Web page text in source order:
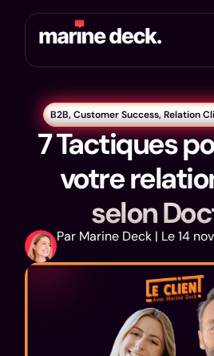
B2B,Customer Success,Relation
7 Tactiques
votre
selon
Par Marine Deck | Le 14